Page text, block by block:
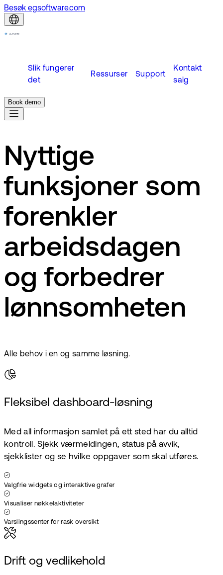
Besøk egsoftware.com
Slik fungerer
det
Ressurser Support
Kontakt
salg
Book demo
Nyttige
funksjoner som
forenkler
arbeidsdagen
og forbedrer
lønnsomheten
Alle behov i en og samme løsning.
Fleksibel dashboard-løsning
Med all informasjon samlet på ett sted har du alltid
kontroll. Sjekk værmeldingen, status på avvik,
sjekklister og se hvilke oppgaver som skal utføres.
Valgfrie widgets og interaktive grafer
Visualiser nøkkelaktiviteter
Varslingssenter for rask oversikt
Drift og vedlikehold